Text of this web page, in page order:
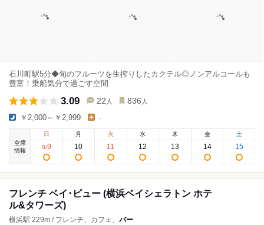
石川町駅5分◆旬のフルーツを生搾りしたカクテル◎ノンアルコールも
豊富！乗船気分で過ごす空間
3.09 22 人 836 人
￥2,000～￥2,999 -
空席
情報
日
8/9
月
10
火
11
水
12
木
13
金
14
土
15
フレンチ ベイ･ビュー (横浜ベイシェラトン ホテ
ル&タワーズ)
横浜駅 229m / フレンチ、カフェ、 バー